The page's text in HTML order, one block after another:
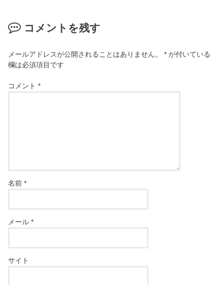
コメントを残す
メールアドレスが公開されることはありません。 * が付いている
欄は必須項目です
コメント*
名前*
メール*
サイト